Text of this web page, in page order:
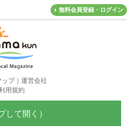
無料会員登録・ログイン
ップ｜ 運営会社
用規約
ー